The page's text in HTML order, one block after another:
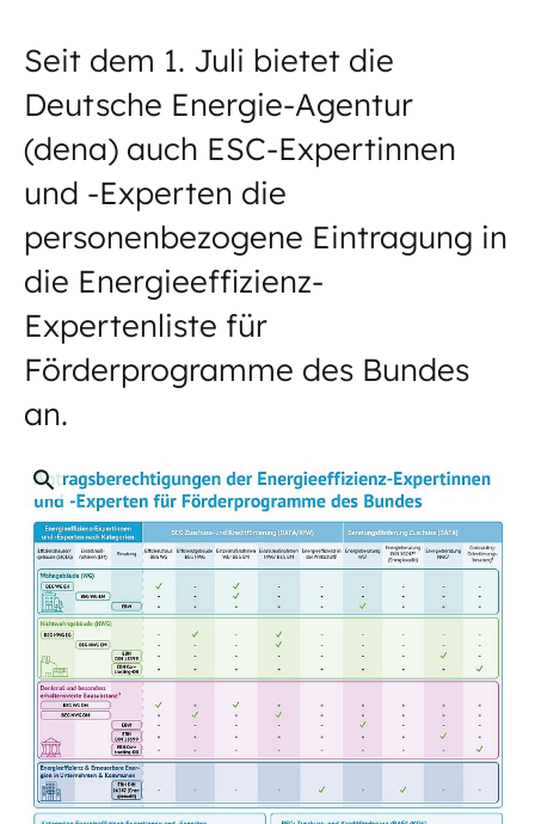
Seit dem 1. Juli bietet die
Deutsche Energie-Agentur
(dena) auch ESC-Expertinnen
und -Experten die
personenbezogene Eintragung in
die Energieeffizienz-
Expertenliste für
Förderprogramme des Bundes
an.